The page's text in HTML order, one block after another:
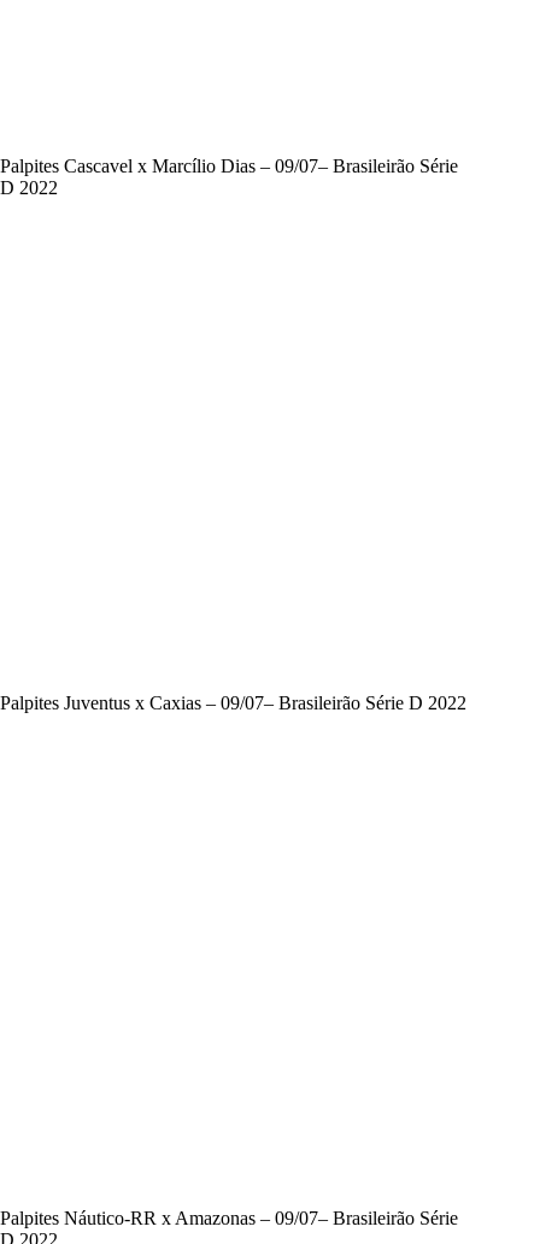
Palpites Cascavel x Marcílio Dias – 09/07– Brasileirão Série
D 2022
Palpites Juventus x Caxias – 09/07– Brasileirão Série D 2022
Palpites Náutico-RR x Amazonas – 09/07– Brasileirão Série
D 2022